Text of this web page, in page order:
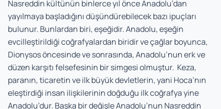
Nasreddin kültünün binlerce yıl önce Anadolu’dan
yayılmaya başladığını düşündürebilecek bazı ipuçları
bulunur. Bunlardan biri, eşeğidir. Anadolu, eşeğin
evcilleştirildiği coğrafyalardan biridir ve çağlar boyunca,
Dionysos öncesinde ve sonrasında, Anadolu’nun erk ve
düzen karşıtı felsefesinin bir simgesi olmuştur. Keza,
paranın, ticaretin ve ilk büyük devletlerin, yani Hoca’nın
eleştirdiği insan ilişkilerinin doğduğu ilk coğrafya yine
Anadolu’dur. Başka bir değişle Anadolu’nun Nasreddin